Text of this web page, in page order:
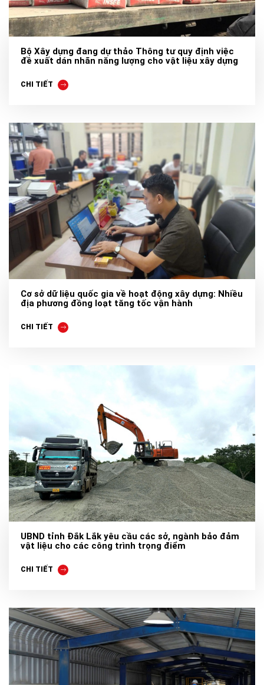
Bộ Xây dựng đang dự thảo Thông tư quy định việc
đề xuất dán nhãn năng lượng cho vật liệu xây dựng
CHI TIẾT
Cơ sở dữ liệu quốc gia về hoạt động xây dựng: Nhiều
địa phương đồng loạt tăng tốc vận hành
CHI TIẾT
UBND tỉnh Đắk Lắk yêu cầu các sở, ngành bảo đảm
vật liệu cho các công trình trọng điểm
CHI TIẾT